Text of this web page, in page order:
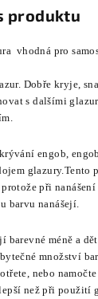
produktu
vhodná pro
Dobře kryje,
s dalšími
engob,
glazury.Tento
protože při
barvu nanášejí.
barevné méně a
množství
nebo
než při použití